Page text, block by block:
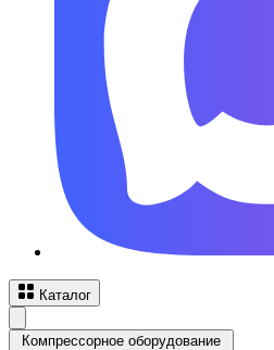
Каталог
Компрессорное оборудование